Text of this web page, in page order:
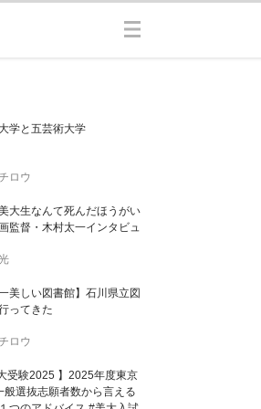
学と五芸術大学
ロウ
大生なんて死んだほうがい
監督・木村太一インタビュ
一美しい図書館】石川県立図
ってきた
ロウ
受験2025 】2025年度東京
般選抜志願者数から言える